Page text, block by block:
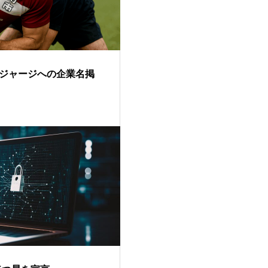
ャージへの企業名掲